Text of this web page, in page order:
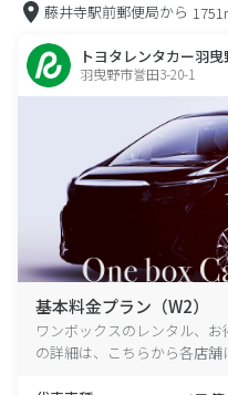
藤井寺駅前郵便局から
トヨタレンタカー羽
羽曳野市誉田3-20-1
基本料金プラン（W2）
ワンボックスのレンタル、
の詳細は、こちらから各店舗